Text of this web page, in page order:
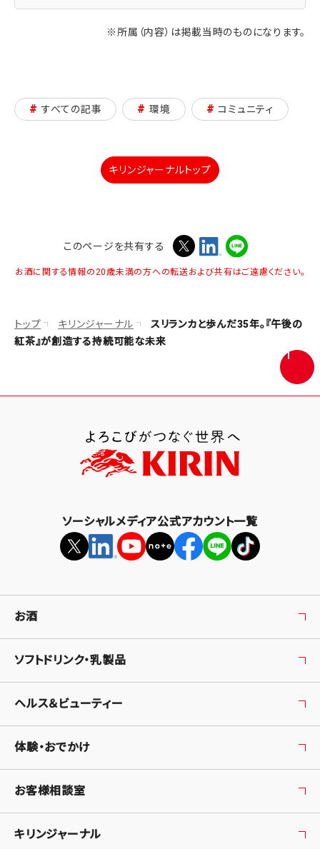
※所属（内容）は掲載当時のものになります。
# すべての記事 # 環境 # コミュニティ
キリンジャーナルトップ
このページを共有する
お酒に関する情報の20歳未満の方への転送および共有はご遠慮ください。
トップ キリンジャーナル
スリランカと歩んだ35年。『午後の
紅茶』が創造する持続可能な未来
画
面
最
ソーシャルメディア公式アカウント一覧
お酒
ソフトドリンク・乳製品
ヘルス＆ビューティー
体験・おでかけ
お客様相談室
キリンジャーナル